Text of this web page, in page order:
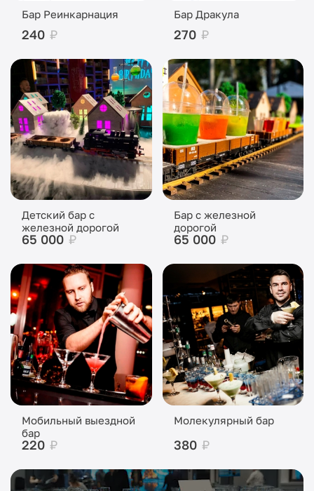
Бар Реинкарнация
240 ₽
Бар Дракула
270 ₽
Детский бар с
железной дорогой
65 000 ₽
Бар с железной
дорогой
65 000 ₽
Мобильный выездной
бар
220 ₽
Молекулярный бар
380 ₽